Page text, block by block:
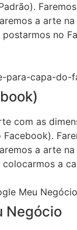
a arte na
no
com as
a arte na
a
Negócio